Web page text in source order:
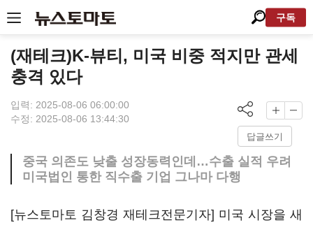
구독
(재테크)K-뷰티, 미국 비중 적지만 관세
충격 있다
입력: 2025-08-06 06:00:00
수정: 2025-08-06 13:44:30
답글쓰기
중국 의존도 낮출 성장동력인데…수출 실적 우려
미국법인 통한 직수출 기업 그나마 다행
[뉴스토마토 김창경 재테크전문기자] 미국 시장을 새